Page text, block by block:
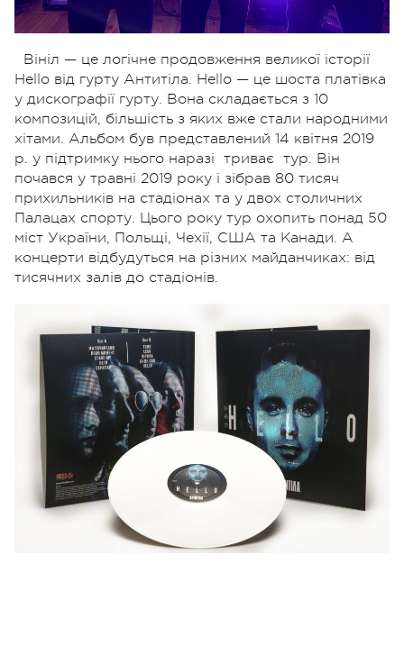
Вініл — це логічне продовження великої історії
Hello від гурту Антитіла. Hello — це шоста платівка
у дискографії гурту. Вона складається з 10
композицій, більшість з яких вже стали народними
хітами. Альбом був представлений 14 квітня 2019
р. у підтримку нього наразі триває тур. Він
почався у травні 2019 року і зібрав 80 тисяч
прихильників на стадіонах та у двох столичних
Палацах спорту. Цього року тур охопить понад 50
міст України, Польщі, Чехії, США та Канади. А
концерти відбудуться на різних майданчиках: від
тисячних залів до стадіонів.